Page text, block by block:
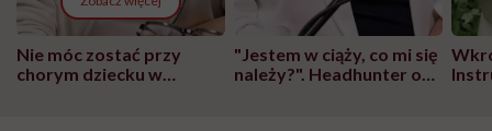
Nie móc zostać przy
chorym dziecku w
"Jestem w ciąży, co mi się
należy?". Headhunter o